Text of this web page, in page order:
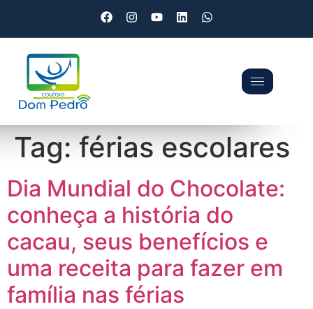
Tag:férias escolares
Dia Mundial do Chocolate:
conheça a história do
cacau, seus benefícios e
uma receita para fazer em
família nas férias